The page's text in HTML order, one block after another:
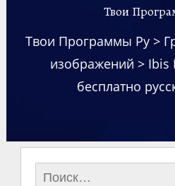
Твои
Твои Программы Ру>
изображений > Ibis
бесплатно
Найти: